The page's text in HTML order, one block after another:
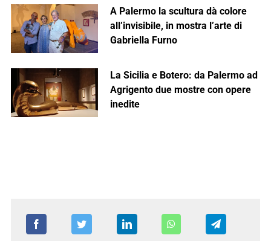
A Palermo la scultura dà colore
all’invisibile, in mostra l’arte di
Gabriella Furno
La Sicilia e Botero: da Palermo ad
Agrigento due mostre con opere
inedite